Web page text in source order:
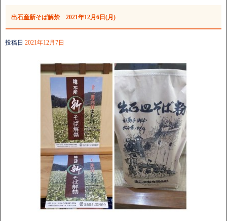
出石産新そば解禁 2021年12月6日(月)
投稿日 2021年12月7日